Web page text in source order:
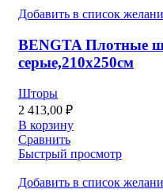
Добавить в список
BENGTA Плотные
серые,210х250см
Шторы
2 413,00 ₽
В корзину
Сравнить
Быстрый просмотр
Добавить в список